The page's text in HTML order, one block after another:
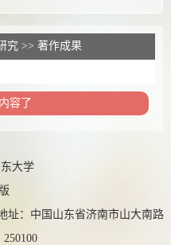
究 >> 著作成果
容了
大学
：中国山东省济南市山大南路